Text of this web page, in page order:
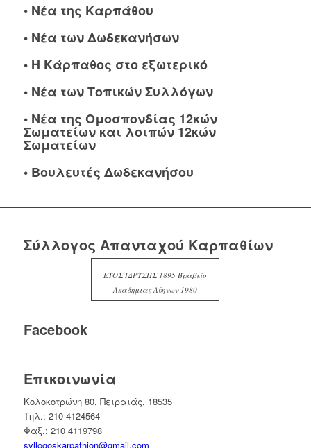
• Νέα της Καρπάθου
• Νέα των Δωδεκανήσων
• Η Κάρπαθος στο εξωτερικό
• Νέα των Τοπικών Συλλόγων
• Νέα της Ομοσπονδίας 12κών
Σωματείων και λοιπών 12κών
Σωματείων
• Βουλευτές Δωδεκανήσου
Σύλλογος Απανταχού Καρπαθίων
ΕΤΟΣ ΙΔΡΥΣΗΣ 1895 Βραβείο
Ακαδημίας Αθηνών 1980
Facebook
Επικοινωνία
Κολοκοτρώνη 80, Πειραιάς, 18535
Τηλ.: 210 4124564
Φαξ.: 210 4119798
syllogoskarpathion@gmail.com